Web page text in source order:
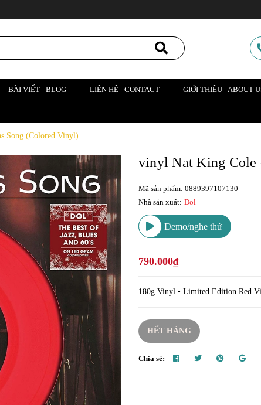
BÀI VIẾT - BLOG LIÊN HỆ - CONTACT GIỚI THIỆU - ABOUT
Song (Colored Vinyl)
vinyl Nat King Cole
Mã sản phẩm: 0889397107130
Nhà sản xuất: Dol
Demo/nghe thử
790.000₫
180g Vinyl • Limited Edition Red
HẾT HÀNG
Chia sẻ: